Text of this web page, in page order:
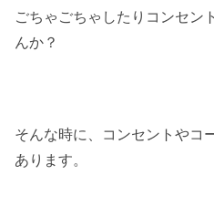
ごちゃごちゃしたりコンセン
んか？
そんな時に、コンセントやコ
あります。